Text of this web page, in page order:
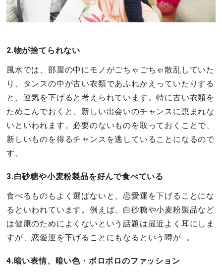
2.物が捨てられない
風水では、部屋の中にモノがごちゃごちゃ散乱していた
り、タンスの中が古い衣類であふれかえっていたりする
と、運気を下げると考えられています。特に古い衣類を
ためこんでおくと、新しい出会いのチャンスに恵まれな
いといわれます。必要のないものを取っておくことで、
新しいものを得るチャンスを逃していることになるので
す。
3.白砂糖や小麦粉製品を好んで食べている
食べるものもよく選ばないと、恋愛運を下げることにな
るといわれています。例えば、白砂糖や小麦粉製品など
は健康のためによくないという話題は最近よく耳にしま
すが、恋愛運を下げることにもなるという噂が…。
4.暗い表情、暗い色・ボロボロのファッション